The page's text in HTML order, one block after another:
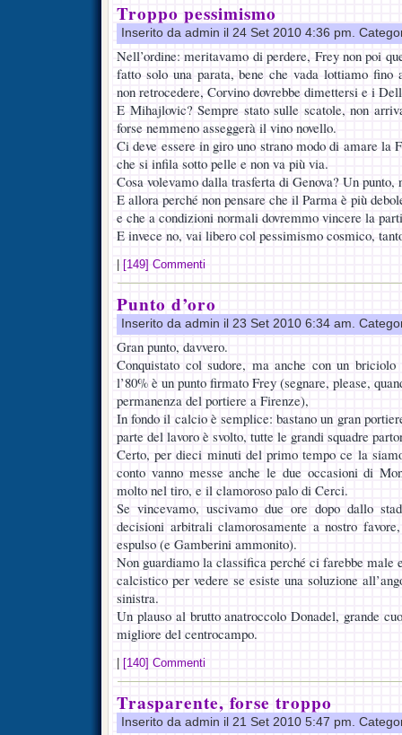
Troppo pessimismo
Inserito da admin il 24 Set 2010 4:36 pm.
Nell’ordine: meritavamo di perdere, Frey non poi
fatto solo una parata, bene che vada lottiamo fino
non retrocedere, Corvino dovrebbe dimettersi e i
E Mihajlovic? Sempre stato sulle scatole, non
forse nemmeno asseggerà il vino novello.
Ci deve essere in giro uno strano modo di amare la
che si infila sotto pelle e non va più via.
Cosa volevamo dalla trasferta di Genova? Un punto,
E allora perché non pensare che il Parma è più
e che a condizioni normali dovremmo vincere la
E invece no, vai libero col pessimismo cosmico,
[149] Commenti
Punto d’oro
Inserito da admin il 23 Set 2010 6:34 am.
Gran punto, davvero.
Conquistato col sudore, ma anche con un
l’80% è un punto firmato Frey (segnare, please,
permanenza del portiere a Firenze),
In fondo il calcio è semplice: bastano un gran
parte del lavoro è svolto, tutte le grandi squadre
Certo, per dieci minuti del primo tempo ce la
conto vanno messe anche le due occasioni di
molto nel tiro, e il clamoroso palo di Cerci.
Se vincevamo, uscivamo due ore dopo dallo
decisioni arbitrali clamorosamente a nostro
espulso (e Gamberini ammonito).
Non guardiamo la classifica perché ci farebbe male
calcistico per vedere se esiste una soluzione
sinistra.
Un plauso al brutto anatroccolo Donadel, grande
migliore del centrocampo.
[140] Commenti
Trasparente, forse troppo
Inserito da admin il 21 Set 2010 5:47 pm.